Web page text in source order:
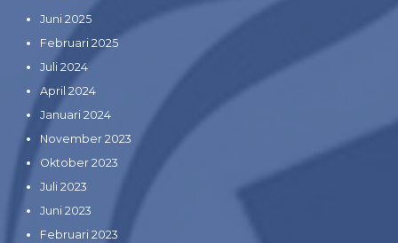
Juni 2025
Februari 2025
Juli 2024
April 2024
Januari 2024
November 2023
Oktober 2023
Juli 2023
Juni 2023
Februari 2023